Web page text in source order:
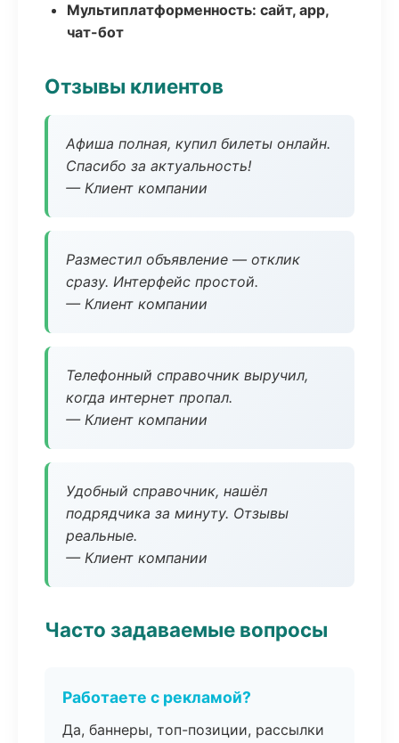
Мультиплатформенность: сайт, app,
чат-бот
Отзывы клиентов
Афиша полная, купил билеты онлайн.
Спасибо за актуальность!
— Клиент компании
Разместил объявление — отклик
сразу. Интерфейс простой.
— Клиент компании
Телефонный справочник выручил,
когда интернет пропал.
— Клиент компании
Удобный справочник, нашёл
подрядчика за минуту. Отзывы
реальные.
— Клиент компании
Часто задаваемые вопросы
Работаете с рекламой?
Да, баннеры, топ-позиции, рассылки